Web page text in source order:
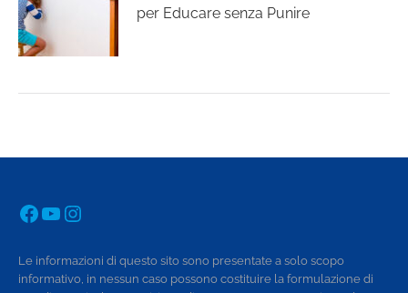
per Educare senza Punire
Facebook
YouTube
Instagram
Le informazioni di questo sito sono presentate a solo scopo
informativo, in nessun caso possono costituire la formulazione di